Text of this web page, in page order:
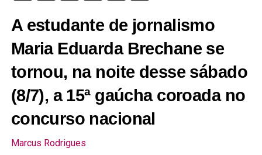
A estudante de jornalismo
Maria Eduarda Brechane se
tornou, na noite desse sábado
(8/7), a 15ª gaúcha coroada no
concurso nacional
Marcus Rodrigues